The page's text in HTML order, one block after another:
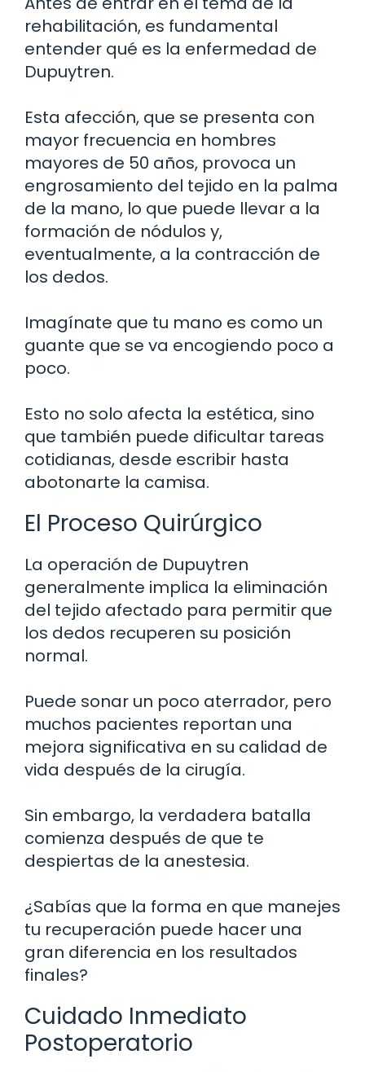
rehabilitación, es fundamental
entender qué es la enfermedad de
Dupuytren.
Esta afección, que se presenta con
mayor frecuencia en hombres
mayores de 50 años, provoca un
engrosamiento del tejido en la palma
de la mano, lo que puede llevar a la
formación de nódulos y,
eventualmente, a la contracción de
los dedos.
Imagínate que tu mano es como un
guante que se va encogiendo poco a
poco.
Esto no solo afecta la estética, sino
que también puede dificultar tareas
cotidianas, desde escribir hasta
abotonarte la camisa.
El Proceso Quirúrgico
La operación de Dupuytren
generalmente implica la eliminación
del tejido afectado para permitir que
los dedos recuperen su posición
normal.
Puede sonar un poco aterrador, pero
muchos pacientes reportan una
mejora significativa en su calidad de
vida después de la cirugía.
Sin embargo, la verdadera batalla
comienza después de que te
despiertas de la anestesia.
¿Sabías que la forma en que manejes
tu recuperación puede hacer una
gran diferencia en los resultados
finales?
Cuidado Inmediato
Postoperatorio